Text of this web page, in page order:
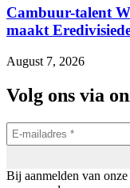
Cambuur-talent
maakt
August 7, 2026
Volg ons via
Bij aanmelden van